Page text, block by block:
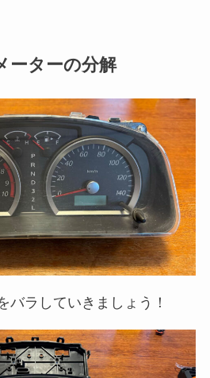
ーターの分解
バラしていきましょう！